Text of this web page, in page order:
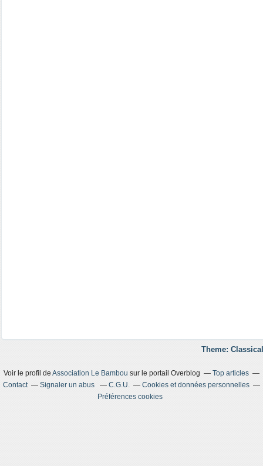
Theme:
Voir le profil de Association Le Bambou sur le portail Overblog
Top articles
Contact
Signaler un abus C.G.U.
Cookies et données personnelles
Préférences cookies